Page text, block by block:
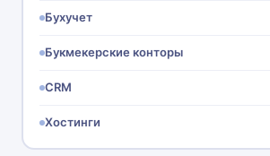
Бухучет
Букмекерские конторы
CRM
Хостинги